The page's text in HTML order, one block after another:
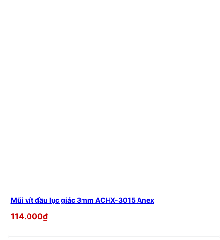
Mũi vít đầu lục giác 3mm ACHX-3015 Anex
114.000₫